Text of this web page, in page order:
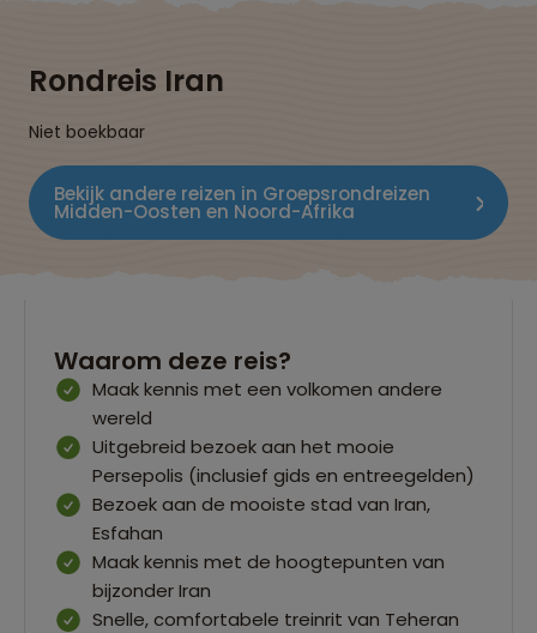
Rondreis Iran
Niet boekbaar
Bekijk andere reizen in Groepsrondreizen
Midden-Oosten en Noord-Afrika
Waarom deze reis?
Maak kennis met een volkomen andere
wereld
Uitgebreid bezoek aan het mooie
Persepolis (inclusief gids en entreegelden)
Bezoek aan de mooiste stad van Iran,
Esfahan
Maak kennis met de hoogtepunten van
bijzonder Iran
Snelle, comfortabele treinrit van Teheran